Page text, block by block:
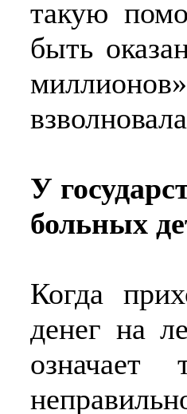
такую
быть
У
больных
Когда
денег на
означает